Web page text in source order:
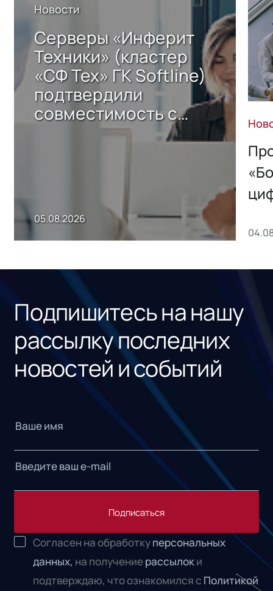
Новости
Серверы «Инферит
Техники» (кластер
«СФ Тех» ГК Softline)
подтвердили
совместимость с
решением Sharx
05.08.2026
Подпишитесь на нашу
рассылку последних
новостей и событий
Подписаться
Согласен на обработкуперсональных
данных, на получениерассылоки
подтверждаю, что ознакомился с Политикой